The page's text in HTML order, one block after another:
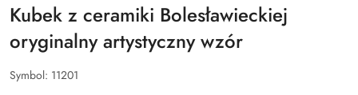
Kubek z ceramiki Bolesławieckiej
oryginalny artystyczny wzór
Symbol: 11201